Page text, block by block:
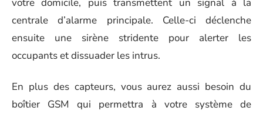
votre domicile, puis transmettent un signal à la
centrale d’alarme principale. Celle-ci déclenche
ensuite une sirène stridente pour alerter les
occupants et dissuader les intrus.
En plus des capteurs, vous aurez aussi besoin du
boîtier GSM qui permettra à votre système de